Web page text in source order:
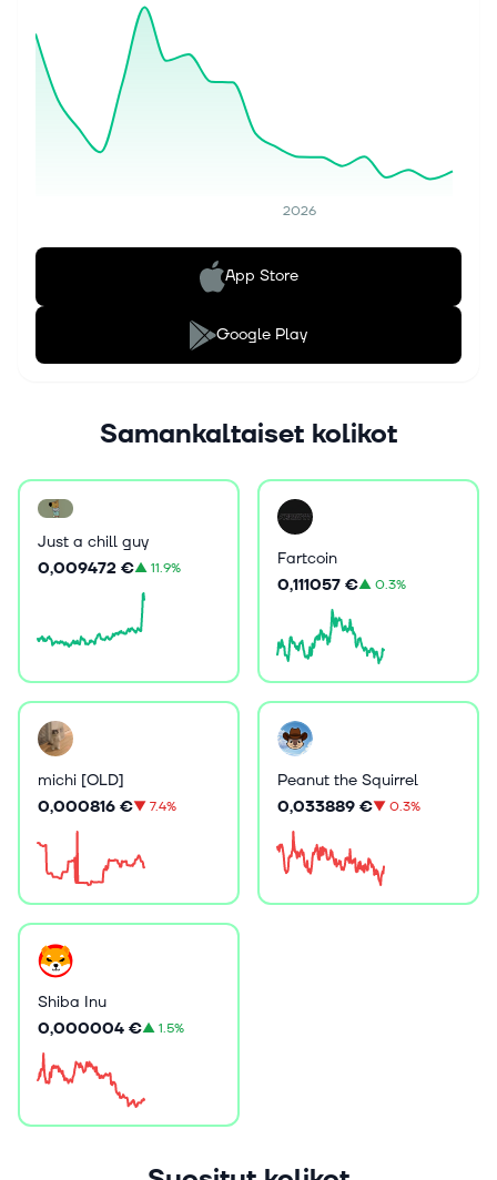
2026
App Store
Google Play
Samankaltaiset kolikot
Just a chill guy
0,009472 €▲11.9%
Fartcoin
0,111057 €▲0.3%
michi [OLD]
0,000816 €▼7.4%
Peanut the Squirrel
0,033889 €▼0.3%
Shiba Inu
0,000004 €▲1.5%